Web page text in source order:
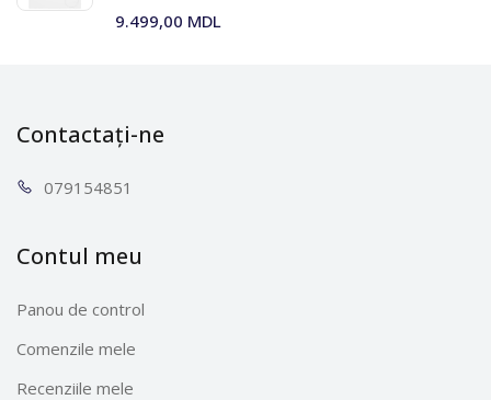
9.499,00 MDL
Contactați-ne
0791 54851
Contul meu
Panou de control
Comenzile mele
Recenziile mele